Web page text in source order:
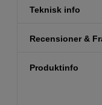
Teknisk info
Recensioner &
Produktinfo